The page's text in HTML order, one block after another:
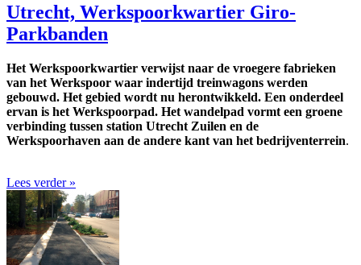
Utrecht, Werkspoorkwartier Giro-
Parkbanden
Het Werkspoorkwartier verwijst naar de vroegere fabrieken
van het Werkspoor waar indertijd treinwagons werden
gebouwd. Het gebied wordt nu herontwikkeld. Een onderdeel
ervan is het Werkspoorpad. Het wandelpad vormt een groene
verbinding tussen station Utrecht Zuilen en de
Werkspoorhaven aan de andere kant van het bedrijventerrein.
Lees verder »